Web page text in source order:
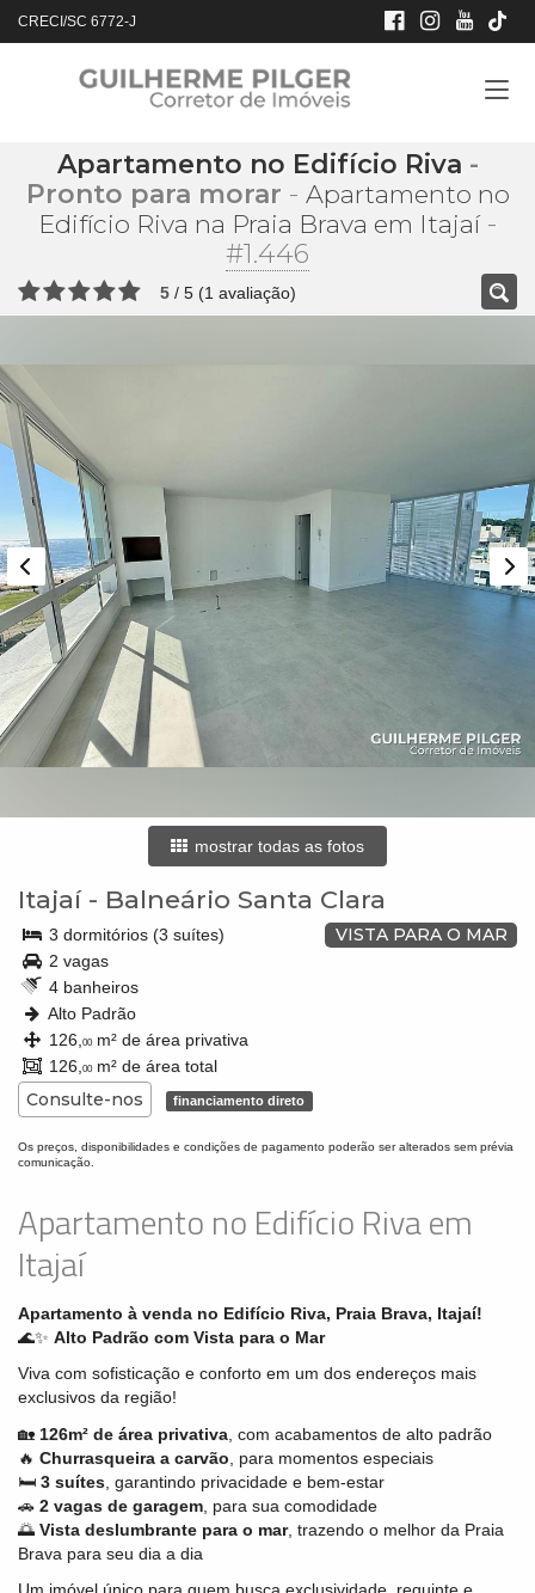
CRECI/SC 6772-J
Apartamento no Edifício Riva -
Pronto para morar - Apartamento no
Edifício Riva na Praia Brava em Itajaí-
#1.446
5 / 5 (1 avaliação)
mostrar todas as fotos
Itajaí- Balneário Santa Clara
VISTA PARA O MAR
3 dormitórios (3 suítes)
2 vagas
4 banheiros
Alto Padrão
126, 00m² de área privativa
126, 00m² de área total
Consulte-nos financiamento direto
Os preços, disponibilidades e condições de pagamento poderão ser alterados sem prévia
comunicação.
Apartamento no Edifício Riva em
Itajaí
Apartamento à venda no Edifício Riva, Praia Brava, Itajaí!
🌊✨ Alto Padrão com Vista para o Mar
Viva com sofisticação e conforto em um dos endereços mais
exclusivos da região!
🏡 126m² de área privativa , com acabamentos de alto padrão
🔥 Churrasqueira a carvão , para momentos especiais
🛏️ 3 suítes , garantindo privacidade e bem-estar
🚗 2 vagas de garagem , para sua comodidade
🌅 Vista deslumbrante para o mar, trazendo o melhor da Praia
Brava para seu dia a dia